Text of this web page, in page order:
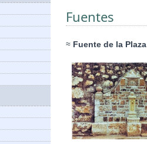
Fuentes
≈ Fuente de la Plaza